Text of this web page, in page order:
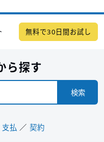
無料で30日間お試し
ら探す
検索
支払 契約